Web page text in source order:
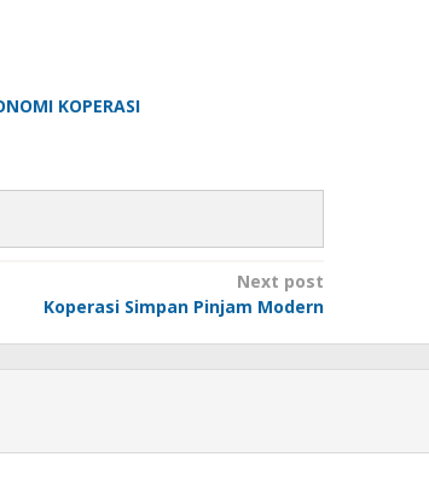
KOPERASI
Next post
Koperasi Simpan Pinjam Modern